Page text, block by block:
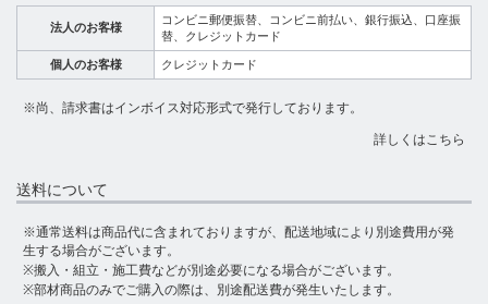
法人のお客様
コンビニ郵便振替、コンビニ前払い、銀行振込、口座振
替、クレジットカード
個人のお客様 クレジットカード
※尚、請求書はインボイス対応形式で発行しております。
詳しくはこちら
送料について
※通常送料は商品代に含まれておりますが、配送地域により別途費用が発
生する場合がございます。
※搬入・組立・施工費などが別途必要になる場合がございます。
※部材商品のみでご購入の際は、別途配送費が発生いたします。